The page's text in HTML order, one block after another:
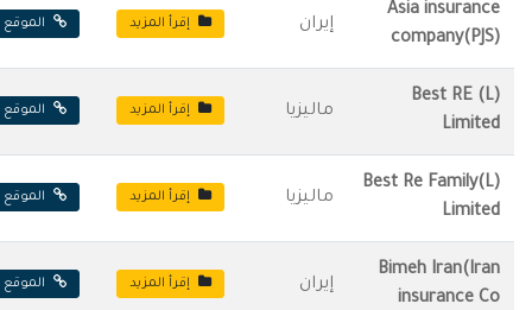
Asia insurance
company(PJS)
إيران إقرأ المزيد الموقع
Best RE (L)
Limited
ماليزيا إقرأ المزيد الموقع
Best Re Family(L)
Limited
ماليزيا إقرأ المزيد الموقع
Bimeh Iran(Iran
insurance Co
إيران إقرأ المزيد الموقع